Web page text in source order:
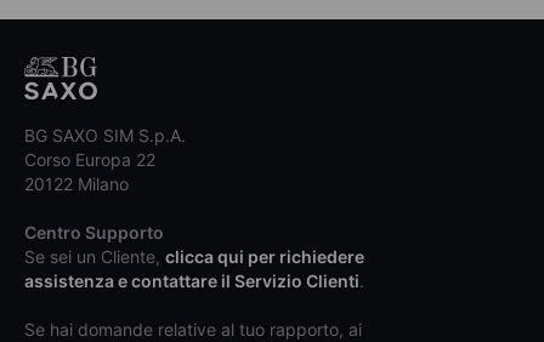
BG SAXO SIM S.p.A.
Corso Europa 22
20122 Milano
Centro Supporto
Se sei un Cliente, clicca qui per richiedere
assistenza e contattare il Servizio Clienti.
Se hai domande relative al tuo rapporto, ai